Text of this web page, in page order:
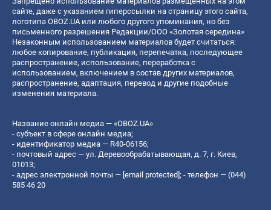
сайте, даже с указанием гиперссылки на страницу этого сайта,
логотипа OBOZ.UA или любого другого упоминания, но без
письменного разрешения Редакции/ООО «Золотая середина»
Незаконным использованием материалов будет считаться:
любое копирование, публикация, перепечатка, последующее
распространение, использование, переработка с
использованием, включением в состав других материалов,
распространение, адаптация, перевод и другие подобные
изменения материала.
Название онлайн медиа — «OBOZ.UA»
- субъект в сфере онлайн медиа;
- идентификатор медиа — R40-06156;
- почтовый адрес — ул. Деревообрабатывающая, д. 7, г. Киев,
01013;
- адрес электронной почты — [email protected]; - телефон — (044)
585 46 20